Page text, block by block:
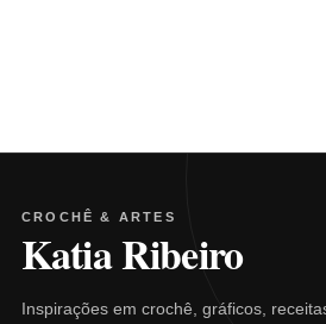
CROCHÊ & ARTES
Katia Ribeiro
Inspirações em crochê, gráficos,